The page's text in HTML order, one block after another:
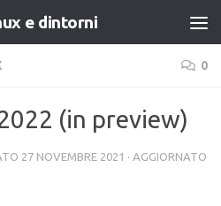
e dintorni
0
(in preview)
27 NOVEMBRE 2021 · AGGIORNATO